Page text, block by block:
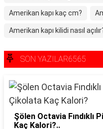
Amerikan kapı kaç cm?
Amerikan kapı kilidi nasıl
SON YAZILAR6565
Şölen Octavia Fındıklı
Kaç Kalori?..